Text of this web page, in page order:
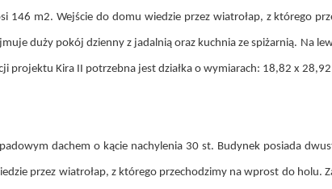
146 m2. Wejście do domu wiedzie przez wiatrołap, z którego
duży pokój dzienny z jadalnią oraz kuchnia ze spiżarnią. Na
projektu Kira II potrzebna jest działka o wymiarach: 18,82 x
dachem o kącie nachylenia 30 st. Budynek posiada
przez wiatrołap, z którego przechodzimy na wprost do holu.